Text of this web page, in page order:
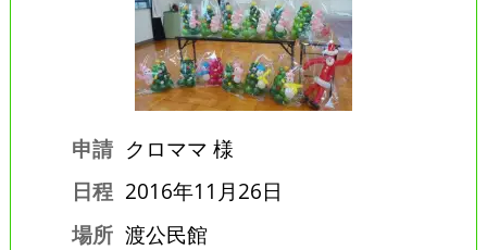
申請 クロママ 様
日程 2016年11月26日
場所 渡公民館